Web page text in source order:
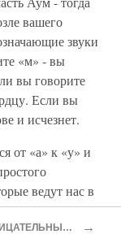
вашего
звуки
«м» - вы
вы говорите
Если вы
и исчезнет.
от «а» к «у» и
ведут нас в
к «м» - мы
- этоГлава 3 ПРОНИЦАТЕЛЬНЫЙ УМ →